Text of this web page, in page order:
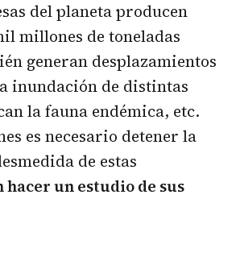
del planeta producen
millones de toneladas
generan desplazamientos
inundación de distintas
la fauna endémica, etc.
es necesario detener la
de estas
hacer un estudio de sus